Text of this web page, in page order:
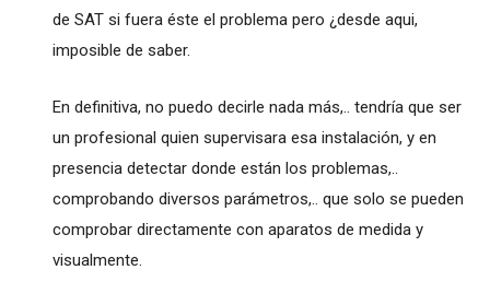
de SAT si fuera éste el problema pero ¿desde aqui,
imposible de saber.
En definitiva, no puedo decirle nada más,.. tendría que ser
un profesional quien supervisara esa instalación, y en
presencia detectar donde están los problemas,..
comprobando diversos parámetros,.. que solo se pueden
comprobar directamente con aparatos de medida y
visualmente.